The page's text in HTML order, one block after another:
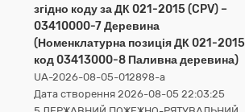
згідно коду за ДК 021-2015 (CPV) –
03410000-7 Деревина
(Номенклатурна позиція ДК 021-2015
код 03413000-8 Паливна деревина)
UA-2026-08-05-012898-a
Дата створення 2026-08-05 22:03:25